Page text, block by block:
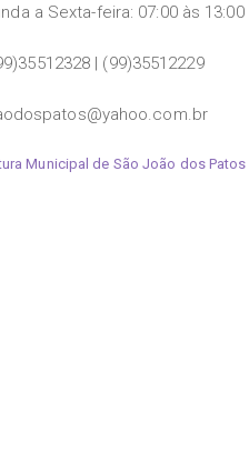
a Sexta-feira: 07:00 às 13:00
| (99)35512229
Municipal de São João dos Patos